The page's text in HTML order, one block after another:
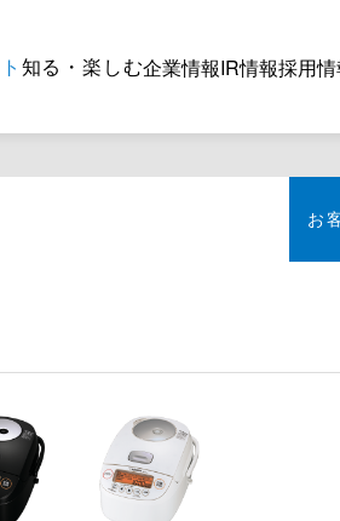
知る・楽しむ企業情報IR情報採用情
お